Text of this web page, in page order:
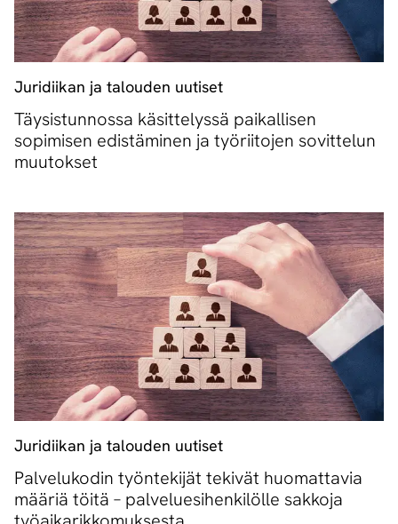
Juridiikan ja talouden uutiset
Täysistunnossa käsittelyssä paikallisen
sopimisen edistäminen ja työriitojen sovittelun
muutokset
Juridiikan ja talouden uutiset
Palvelukodin työntekijät tekivät huomattavia
määriä töitä – palveluesihenkilölle sakkoja